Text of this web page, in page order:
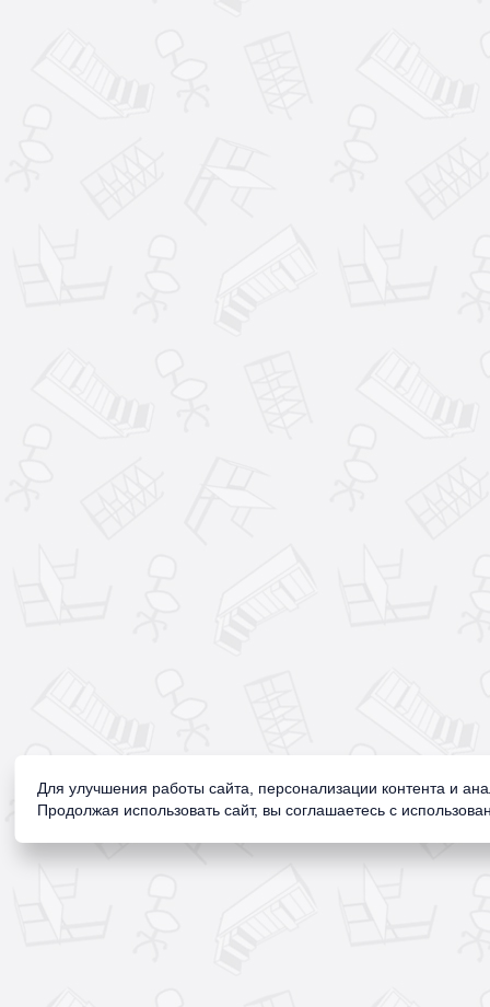
Для улучшения работы сайта, персонализации контента и
Продолжая использовать сайт, вы соглашаетесь с